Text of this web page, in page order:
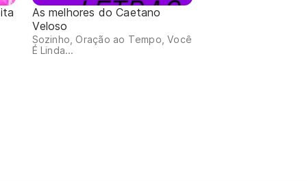
As melhores do Caetano
Veloso
Sozinho, Oração ao Tempo, Você
É Linda...